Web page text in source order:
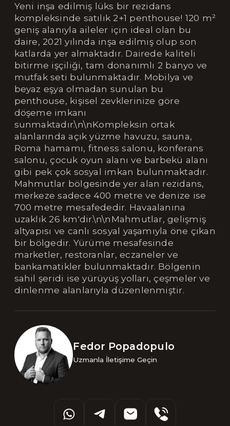
Yeni inşa edilmiş lüks bir rezidans
kompleksinde satılık 2+1 penthouse! 120 m²
geniş alanıyla aileler için ideal olan bu
daire, 2021 yılında inşa edilmiş olup son
katlarda yer almaktadır. Dairede kaliteli
bitirme işçiliği, tam donanımlı 2 banyo ve
mutfak seti bulunmaktadır. Mobilya ve
beyaz eşya olmadan sunulan bu
penthouse, kişisel zevklerinize göre
döşeme imkanı
sunmaktadır.\n\nKompleksin ortak
alanlarında açık yüzme havuzu, sauna,
Roma hamamı, fitness salonu, konferans
salonu, çocuk oyun alanı ve barbekü alanı
gibi pek çok sosyal imkan bulunmaktadır.
Mahmutlar bölgesinde yer alan rezidans,
merkeze sadece 400 metre ve denize ise
700 metre mesafededir. Havaalanına
uzaklık 26 km'dir.\n\nMahmutlar, gelişmiş
altyapısı ve canlı sosyal yaşamıyla öne çıkan
bir bölgedir. Yürüme mesafesinde
marketler, restoranlar, eczaneler ve
bankamatikler bulunmaktadır. Bölgenin
sahil şeridi ise yürüyüş yolları, çeşmeler ve
dinlenme alanlarıyla düzenlenmiştir.
Fedor Popadopulo
Uzmanla İletişime Geçin